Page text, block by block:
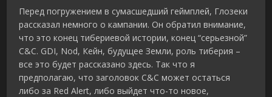
Перед погружением в сумасшедший геймплей, Глозеки
рассказал немного о кампании. Он обратил внимание,
что это конец тибериевой истории, конец “серьезной”
C&C. GDI, Nod, Кейн, будущее Земли, роль тиберия –
все это будет рассказано здесь. Так что я
предполагаю, что заголовок C&C может остаться
либо за Red Alert, либо выйдет что-то новое,